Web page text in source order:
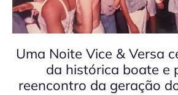
Uma Noite Vice & Versa
da histórica boate e
reencontro da geração